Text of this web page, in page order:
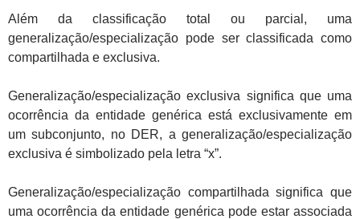
Além da classificação total ou parcial, uma
generalização/especialização pode ser classificada como
compartilhada e exclusiva.
Generalização/especialização exclusiva significa que uma
ocorrência da entidade genérica está exclusivamente em
um subconjunto, no DER, a generalização/especialização
exclusiva é simbolizado pela letra “x”.
Generalização/especialização compartilhada significa que
uma ocorrência da entidade genérica pode estar associada